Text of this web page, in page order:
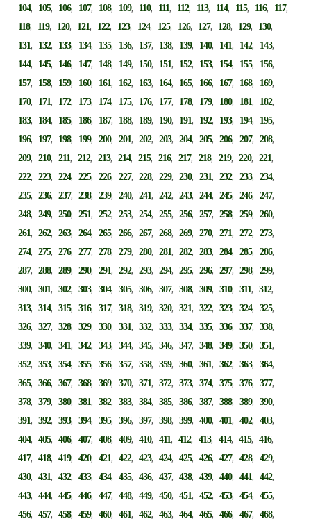
104, 105, 106, 107, 108, 109, 110, 111, 112, 113, 114, 115, 116, 117,
118, 119, 120, 121, 122, 123, 124, 125, 126, 127, 128, 129, 130,
131, 132, 133, 134, 135, 136, 137, 138, 139, 140, 141, 142, 143,
144, 145, 146, 147, 148, 149, 150, 151, 152, 153, 154, 155, 156,
157, 158, 159, 160, 161, 162, 163, 164, 165, 166, 167, 168, 169,
170, 171, 172, 173, 174, 175, 176, 177, 178, 179, 180, 181, 182,
183, 184, 185, 186, 187, 188, 189, 190, 191, 192, 193, 194, 195,
196, 197, 198, 199,200,201,202,203,204,205,206,207,208,
209,210,211,212,213,214,215,216,217,218,219,220,221,
222,223,224,225,226,227,228,229,230,231,232,233,234,
235,236,237,238,239,240,241,242,243,244,245,246,247,
248,249,250,251,252,253,254,255,256,257,258,259,260,
261,262,263,264,265,266,267,268,269,270,271,272,273,
274,275,276,277,278,279,280,281,282,283,284,285,286,
287,288,289,290,291,292,293,294,295,296,297,298,299,
300,301,302,303,304,305,306,307,308,309,310,311,312,
313,314,315,316,317,318,319,320,321,322,323,324,325,
326,327,328,329,330,331,332,333,334,335,336,337,338,
339,340,341,342,343,344,345,346,347,348,349,350,351,
352,353,354,355,356,357,358,359,360,361,362,363,364,
365,366,367,368,369,370,371,372,373,374,375,376,377,
378,379,380,381,382,383,384,385,386,387,388,389,390,
391,392,393,394,395,396,397,398,399,400,401,402,403,
404,405,406,407,408,409,410,411,412,413,414,415,416,
417,418,419,420,421,422,423,424,425,426,427,428,429,
430,431,432,433,434,435,436,437,438,439,440,441,442,
443,444,445,446,447,448,449,450,451,452,453,454,455,
456,457,458,459,460,461,462,463,464,465,466,467,468,